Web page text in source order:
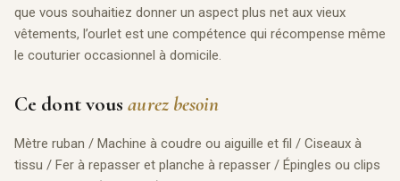
que vous souhaitiez donner un aspect plus net aux vieux
vêtements, l’ourlet est une compétence qui récompense même
le couturier occasionnel à domicile.
Ce dont vousaurez besoin
Mètre ruban / Machine à coudre ou aiguille et fil / Ciseaux à
tissu / Fer à repasser et planche à repasser / Épingles ou clips